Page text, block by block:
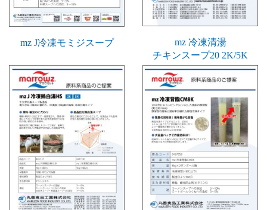
mz J冷凍モミジスープ
mz 冷凍清湯
チキンスープ20 2K/5K